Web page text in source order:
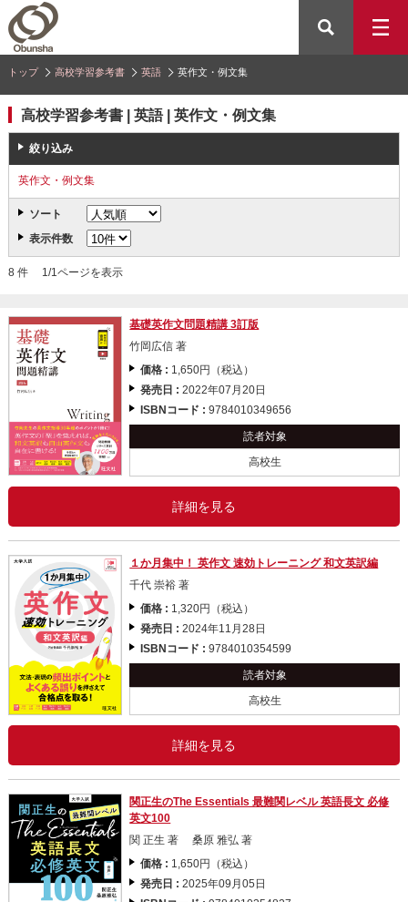
トップ 高校学習参考書 英語 英作文・例文集
高校学習参考書 | 英語 | 英作文・例文集
絞り込み
英作文・例文集
ソート
表示件数
8 件 1/1ページを表示
基礎英作文問題精講 3訂版
竹岡広信 著
価格 : 1,650円（税込）
発売日 :2022年07月20日
ISBNコード :9784010349656
読者対象
高校生
詳細を見る
１か月集中！ 英作文 速効トレーニング 和文英訳編
千代 崇裕 著
価格 : 1,320円（税込）
発売日 :2024年11月28日
ISBNコード :9784010354599
読者対象
高校生
詳細を見る
関正生のThe Essentials 最難関レベル 英語長文 必修
英文100
関 正生 著 桑原 雅弘 著
価格 : 1,650円（税込）
発売日 :2025年09月05日